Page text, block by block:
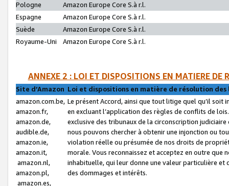
Pologne
Amazon Europe Core S.à r.l.
Espagne
Amazon Europe Core S.à r.l.
Suède
Amazon Europe Core S.à r.l.
Royaume-Uni
Amazon Europe Core S.à r.l.
ANNEXE 2 : LOI ET DISPOSITIONS EN MATIERE DE
Site d’Amazon Loi et dispositions en matière de résolution
amazon.com.be,
amazon.fr,
amazon.de,
audible.de,
amazon.ie,
amazon.it,
amazon.nl,
amazon.pl,
amazon.es,
Le présent Accord, ainsi que tout litige quel qu’il soit
en excluant l’application des règles de conflits de
exclusive des tribunaux de la circonscription
nous pouvons chercher à obtenir une injonction ou
violation réelle ou présumée de nos droits de
morale. Vous reconnaissez et acceptez en outre que
inhabituelle, qui leur donne une valeur particulière
des dommages et intérêts.